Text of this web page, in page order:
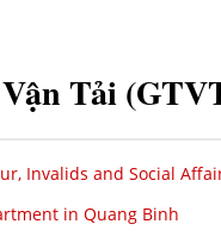
Tải
Invalids and Social
in Quang Binh